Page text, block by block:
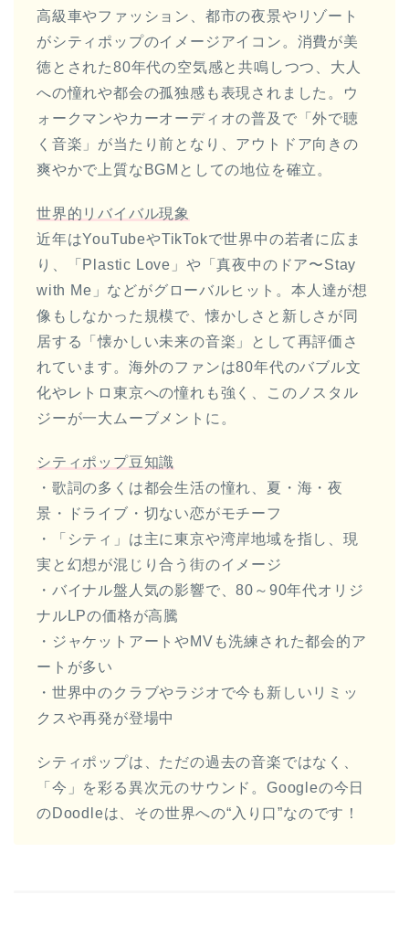
高級車やファッション、都市の夜景やリゾート
がシティポップのイメージアイコン。消費が美
徳とされた80年代の空気感と共鳴しつつ、大人
への憧れや都会の孤独感も表現されました。ウ
ォークマンやカーオーディオの普及で「外で聴
く音楽」が当たり前となり、アウトドア向きの
爽やかで上質なBGMとしての地位を確立。
世界的リバイバル現象
近年はYouTubeやTikTokで世界中の若者に広ま
り、「Plastic Love」や「真夜中のドア〜Stay
with Me」などがグローバルヒット。本人達が想
像もしなかった規模で、懐かしさと新しさが同
居する「懐かしい未来の音楽」として再評価さ
れています。海外のファンは80年代のバブル文
化やレトロ東京への憧れも強く、このノスタル
ジーが一大ムーブメントに。
シティポップ豆知識
・歌詞の多くは都会生活の憧れ、夏・海・夜
景・ドライブ・切ない恋がモチーフ
・「シティ」は主に東京や湾岸地域を指し、現
実と幻想が混じり合う街のイメージ
・バイナル盤人気の影響で、80～90年代オリジ
ナルLPの価格が高騰
・ジャケットアートやMVも洗練された都会的ア
ートが多い
・世界中のクラブやラジオで今も新しいリミッ
クスや再発が登場中
シティポップは、ただの過去の音楽ではなく、
「今」を彩る異次元のサウンド。Googleの今日
のDoodleは、その世界への“入り口”なのです！